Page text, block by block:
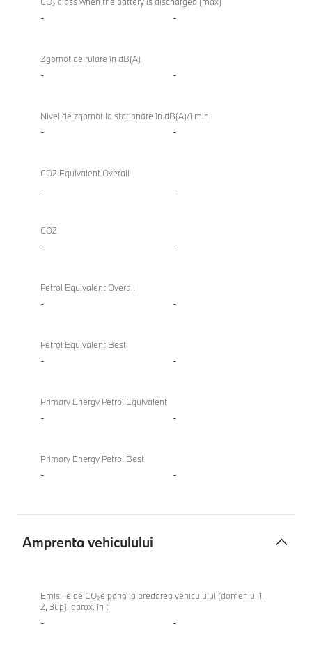
- -
Zgomot de rulare în dB(A)
- -
Nivel de zgomot la staţionare în dB(A)/1 min
- -
CO2 Equivalent Overall
- -
CO2
- -
Petrol Equivalent Overall
- -
Petrol Equivalent Best
- -
Primary Energy Petrol Equivalent
- -
Primary Energy Petrol Best
- -
Amprenta vehiculului
vehiculului
xDrive
Touring
Emisiile de CO₂e până la predarea vehiculului (domeniul 1,
2, 3up), aprox. în t
- -